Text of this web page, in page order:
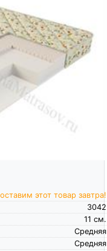
этот товар завтра!
3042
см.
11
Средняя
Средняя